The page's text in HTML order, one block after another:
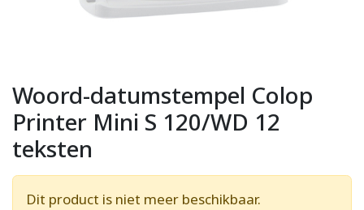
Woord-datumstempel Colop
Printer Mini S 120/WD 12
teksten
Dit product is niet meer beschikbaar.